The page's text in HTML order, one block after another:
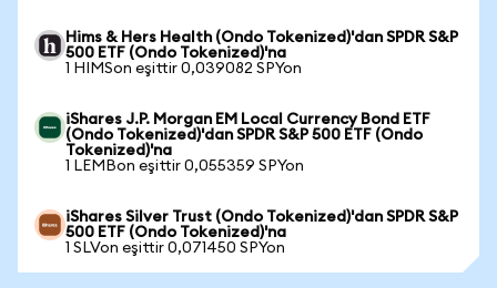
Hims & Hers Health (Ondo Tokenized)'dan SPDR S&P
500 ETF (Ondo Tokenized)'na
1 HIMSon eşittir 0,039082 SPYon
iShares J.P. Morgan EM Local Currency Bond ETF
(Ondo Tokenized)'dan SPDR S&P 500 ETF (Ondo
Tokenized)'na
1 LEMBon eşittir 0,055359 SPYon
iShares Silver Trust (Ondo Tokenized)'dan SPDR S&P
500 ETF (Ondo Tokenized)'na
1 SLVon eşittir 0,071450 SPYon